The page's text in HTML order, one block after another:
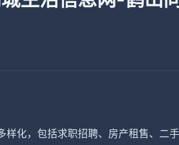
化，包括求职招聘、房产租售、二手